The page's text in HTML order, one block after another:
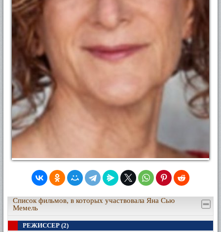
Список фильмов, в которых участвовала Яна Сью
Мемель
РЕЖИССЕР (2)